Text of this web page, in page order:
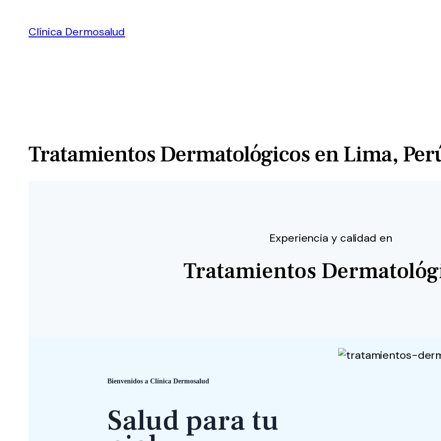
Clínica Dermosalud
Tratamientos Dermatológicos en Lima,
Experiencia y calidad en
Tratamientos
Bienvenidos a Clínica Dermosalud
Salud para tu